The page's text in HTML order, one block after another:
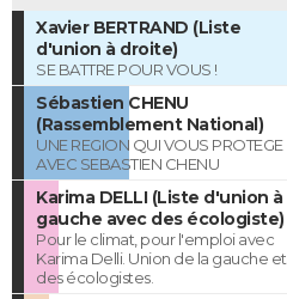
Xavier BERTRAND (Liste
d'union à droite)
SE BATTRE POUR VOUS !
Sébastien CHENU
(Rassemblement National)
UNE REGION QUI VOUS PROTEGE
AVEC SEBASTIEN CHENU
Karima DELLI (Liste d'union à
gauche avec des écologiste)
Pour le climat, pour l'emploi avec
Karima Delli. Union de la gauche et
des écologistes.